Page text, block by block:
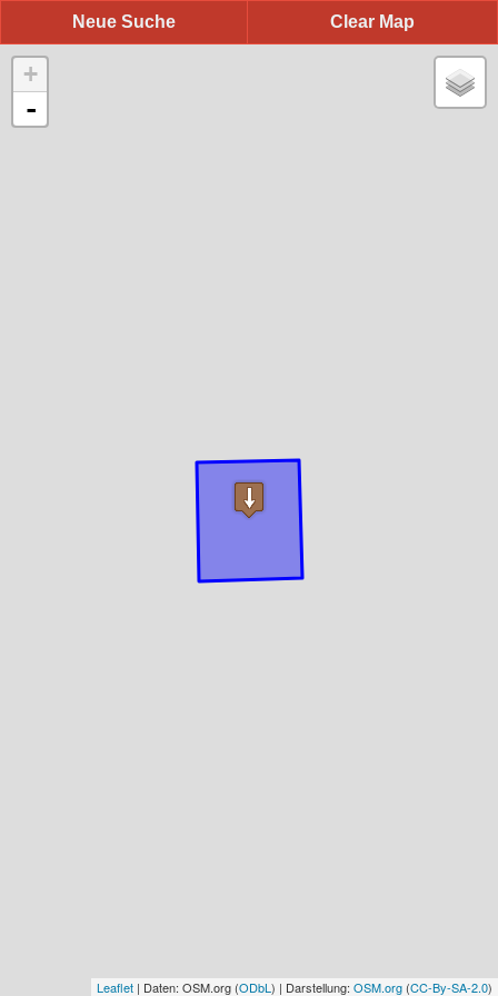
Clear Map
Neue Suche
+
-
Leaflet | Daten: OSM.org (ODbL ) | Darstellung: OSM.org (CC-By-SA-2.0)